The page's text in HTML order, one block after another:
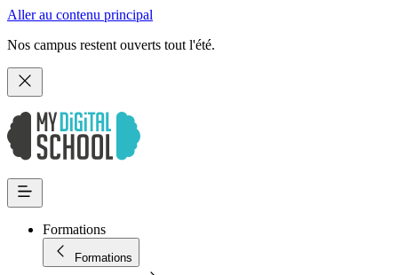
Aller au contenu principal
Nos campus restent ouverts tout l'été.
Formations
Formations